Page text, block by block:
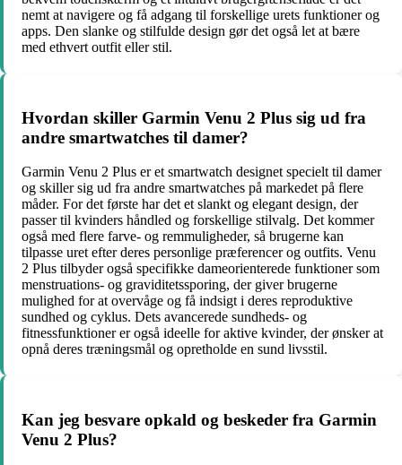
nemt at navigere og få adgang til forskellige urets funktioner og
apps. Den slanke og stilfulde design gør det også let at bære
med ethvert outfit eller stil.
Hvordan skiller Garmin Venu 2 Plus sig ud fra
andre smartwatches til damer?
Garmin Venu 2 Plus er et smartwatch designet specielt til damer
og skiller sig ud fra andre smartwatches på markedet på flere
måder. For det første har det et slankt og elegant design, der
passer til kvinders håndled og forskellige stilvalg. Det kommer
også med flere farve- og remmuligheder, så brugerne kan
tilpasse uret efter deres personlige præferencer og outfits. Venu
2 Plus tilbyder også specifikke dameorienterede funktioner som
menstruations- og graviditetssporing, der giver brugerne
mulighed for at overvåge og få indsigt i deres reproduktive
sundhed og cyklus. Dets avancerede sundheds- og
fitnessfunktioner er også ideelle for aktive kvinder, der ønsker at
opnå deres træningsmål og opretholde en sund livsstil.
Kan jeg besvare opkald og beskeder fra Garmin
Venu 2 Plus?